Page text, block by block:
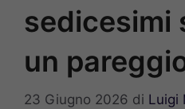
sedicesimi
un
23 Giugno 2026 di Luigi